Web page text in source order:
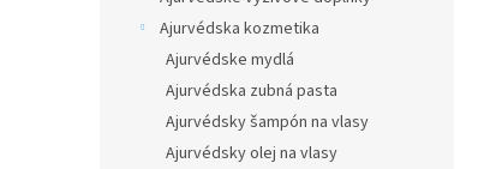
Ajurvédska kozmetika
Ajurvédske mydlá
Ajurvédska zubná pasta
Ajurvédsky šampón na vlasy
Ajurvédsky olej na vlasy